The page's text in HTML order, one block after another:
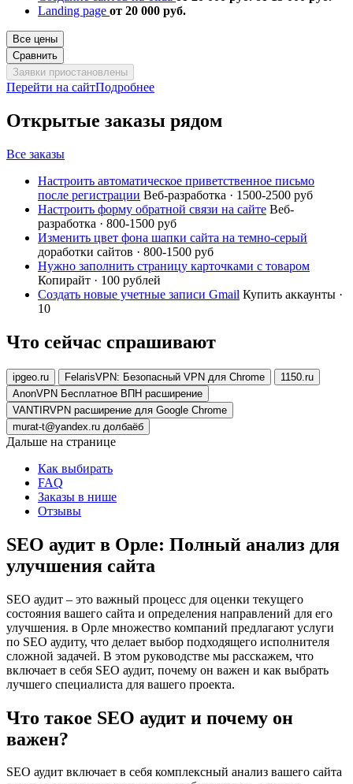
Landing page от 20 000 руб.
Все цены
Сравнить
Заявки приостановлены
Перейти на сайтПодробнее
Открытые заказы рядом
Все заказы
Настроить автоматическое приветственное письмо
после регистрации Веб-разработка · 1500-2500 руб
Настроить форму обратной связи на сайте Веб-
разработка · 800-1500 руб
Изменить цвет фона шапки сайта на темно-серый
доработки сайтов · 800-1500 руб
Нужно заполнить страницу карточками с товаром
Копирайт · 100 рублей
Создать новые учетные записи Gmail Купить аккаунты ·
10
Что сейчас спрашивают
ipgeo.ru FelarisVPN: Безопасный VPN для Chrome
1150.ru
AnonVPN Бесплатное ВПН расширение
VANTIRVPN расширение для Google Chrome
murat-t@yandex.ru долбаёб
Дальше на странице
Как выбирать
FAQ
Заказы в нише
Отзывы
SEO аудит в Орле: Полный анализ для
улучшения сайта
SEO аудит – это важный процесс для оценки текущего
состояния вашего сайта и определения направлений для его
улучшения. в Орле множество компаний предлагают услуги
по SEO аудиту, что делает выбор подходящего исполнителя
сложной задачей. В этом руководстве мы расскажем, что
включает в себя SEO аудит, почему он важен и как выбрать
лучшего специалиста для вашего проекта.
Что такое SEO аудит и почему он
важен?
SEO аудит включает в себя комплексный анализ вашего сайта